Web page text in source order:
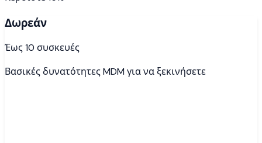
Δωρεάν
Έως 10 συσκευές
Βασικές δυνατότητες MDM για να ξεκινήσετε